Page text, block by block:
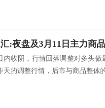
:夜盘及3月11日主力商
内收阴，行情回落调整对多头
天的调整行情，后市与商品整体